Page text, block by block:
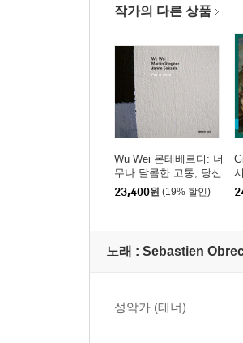
작가의 다른 상품
Wu Wei 몬테베르디: 너
무나 달콤한 고통, 당신
을 보고 (Monteverdi: P
ur Ti Miro)
23,400원 (19% 할인)
노래 : Sebastien
성악가 (테너)